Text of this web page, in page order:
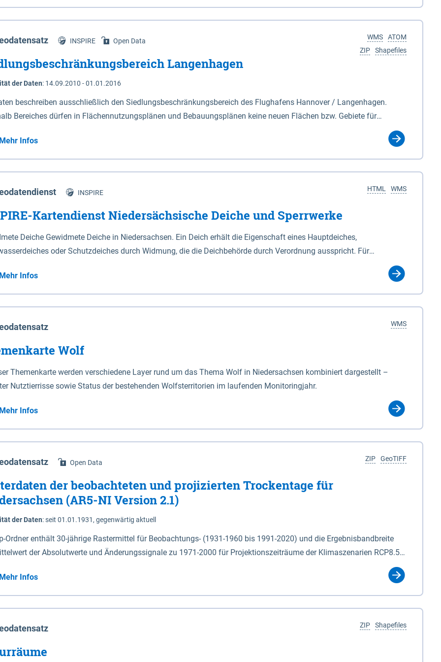
Niedersachsen (vgl. Abb. 4-1) entlang der Elbe zwischen Schnackenburg im Osten und Hohnstorf (Elbe) im Westen
472,5 bei Schnackenburg bis 569 bei Lauenburg). Das Biosphärenreservat umfasst Teile der Landkreise
Dannenberg und Lüneburg.
ATOM
WMS
Shapefiles
ZIP
INSPIRE Open Data
Langenhagen
der Daten: 14.09.2010 - 01.01.2016
beschreiben ausschließlich den Siedlungsbeschränkungsbereich des Flughafens Hannover / Langenhagen.
Bereiches dürfen in Flächennutzungsplänen und Bebauungsplänen keine neuen Flächen bzw. Gebiete für
Mehr Infos
WMS
HTML
INSPIRE
Kartendienst Niedersächsische Deiche und Sperrwerke
Deiche Gewidmete Deiche in Niedersachsen. Ein Deich erhält die Eigenschaft eines Hauptdeiches,
oder Schutzdeiches durch Widmung, die die Deichbehörde durch Verordnung ausspricht. Für
Deiche gelten die Bestimmungen des Niedersächsischen Deichgesetzes (NDG). Die Widmung "2.Deichlinie" ist
Sperrwerke Sperrwerke sind Bauwerke mit Sperrvorrichtungen in Tidegewässern, die dem
eines Gebietes vor erhöhten Tiden, vor allem vor Sturmfluten, zu dienen bestimmt sind (§2 Abs.3 NDG). Ein Bauwerk
Art erhält die Eigenschaft eines Sperrwerkes durch Widmung, die die Deichbehörde durch Verordnung
Mehr Infos
WMS
Wolf
Themenkarte werden verschiedene Layer rund um das Thema Wolf in Niedersachsen kombiniert dargestellt –
Nutztierrisse sowie Status der bestehenden Wolfsterritorien im laufenden Monitoringjahr.
Mehr Infos
GeoTIFF
ZIP
Open Data
der beobachteten und projizierten Trockentage für
(AR5-NI Version 2.1)
der Daten:seit 01.01.1931, gegenwärtig aktuell
Ordner enthält 30-jährige Rastermittel für Beobachtungs- (1931-1960 bis 1991-2020) und die Ergebnisbandbreite
der Absolutwerte und Änderungssignale zu 1971-2000 für Projektionszeiträume der Klimaszenarien RCP8.5
(Jun. - Aug.) - au: Herbst (Sep. - Nov.) - wi: Winter (Dez. - Feb.) - hyr:
Jahr (Nov. - Okt.) - hsu: Hydrologisches Sommerhalbjahr (Mai - Okt.) - hwi: Hydrologisches Winterhalbjahr
- vd: Vegetationsruhe (Okt. - Mär.) Neben den Rasterdaten ist eine
zu den Dateinamen und für eine Darstellung im GIS eine Klassifizierung der Rasterdaten mit Klassenname und
code gegeben.
Mehr Infos
Shapefiles
ZIP